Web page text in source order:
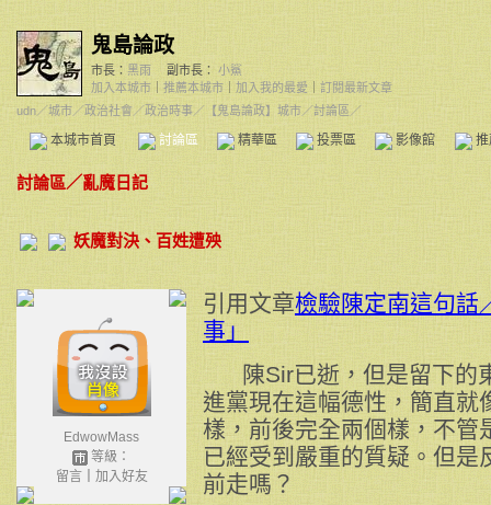
鬼島論政
市長： 黑雨 副市長： 小鯊
加入本城市
推薦本城市 加入我的最愛
訂閱最新文章
udn／城市／政治社會 ／政治時事 ／ 【鬼島論政】城市／討論區／
本城市首頁 討論區 精華區 投票區 影像館
討論區／亂魔日記
妖魔對決、百姓遭殃
EdwowMass
等級：
留言｜ 加入好友
引用文章檢驗陳定南這句話
事」
陳Sir已逝，但是留下的
進黨現在這幅德性，簡直就
樣，前後完全兩個樣，不管
已經受到嚴重的質疑。但是
前走嗎？